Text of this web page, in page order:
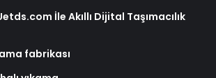
İle Akıllı Dijital Taşımacılık
fabrikası